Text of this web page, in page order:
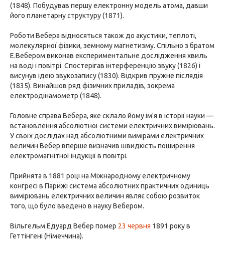
(1848). Побудував першу електронну модель атома, давши
його планетарну структуру (1871).
Роботи Вебера відносяться також до акустики, теплоті,
молекулярної фізики, земному магнетизму. Спільно з братом
Е.Вебером виконав експериментальне дослідження хвиль
на воді і повітрі. Спостерігав інтерференцію звуку (1826) і
висунув ідею звукозапису (1830). Відкрив пружне післядія
(1835). Винайшов ряд фізичних приладів, зокрема
електродінамометр (1848).
Головне справа Вебера, яке склало йому ім'я в історії науки —
встановлення абсолютної системи електричних вимірювань.
У своїх дослідах над абсолютними вимірами електричних
величин Вебер вперше визначив швидкість поширення
електромагнітної індукції в повітрі.
Прийнята в 1881 році на Міжнародному електричному
конгресі в Парижі система абсолютних практичних одиниць
вимірювань електричних величин являє собою розвиток
того, що було введено в науку Вебером.
Вільгельм Едуард Вебер помер 23 червня 1891 року в
Геттінгені (Німеччина).